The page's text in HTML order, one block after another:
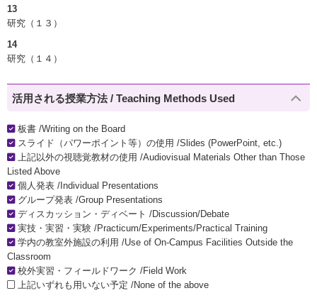
13
研究（１３）
14
研究（１４）
活用される授業方法 / Teaching Methods Used
板書 /Writing on the Board
スライド（パワーポイント等）の使用 /Slides (PowerPoint, etc.)
上記以外の視聴覚教材の使用 /Audiovisual Materials Other than Those
Listed Above
個人発表 /Individual Presentations
グループ発表 /Group Presentations
ディスカッション・ディベート /Discussion/Debate
実技・実習・実験 /Practicum/Experiments/Practical Training
学内の教室外施設の利用 /Use of On-Campus Facilities Outside the
Classroom
校外実習・フィールドワーク /Field Work
上記いずれも用いない予定 /None of the above